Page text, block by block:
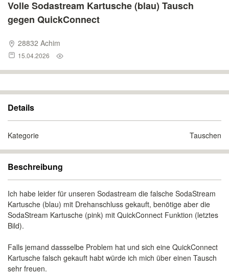
Volle Sodastream Kartusche (blau) Tausch
gegen QuickConnect
28832 Achim
15.04.2026
Details
Kategorie Tauschen
Beschreibung
Ich habe leider für unseren Sodastream die falsche SodaStream
Kartusche (blau) mit Drehanschluss gekauft, benötige aber die
SodaStream Kartusche (pink) mit QuickConnect Funktion (letztes
Bild).
Falls jemand dassselbe Problem hat und sich eine QuickConnect
Kartusche falsch gekauft habt würde ich mich über einen Tausch
sehr freuen.